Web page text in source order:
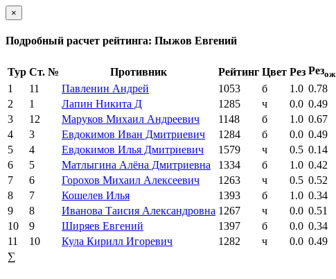
×
Подробный расчет рейтинга: Пыжов Евгений
Тур Ст. № Противник Рейтинг Цвет Рез Резож
1
11 Павленин Андрей 1053 б 1.0 0.78
2
1 Лапин Никита Д 1285 ч 0.0 0.49
3
12 Маруков Михаил Андреевич 1148 б 1.0 0.67
4
3 Евдокимов Иван Дмитриевич 1284 б 0.0 0.49
5
4 Евдокимов Илья Дмитриевич 1579 ч 0.5 0.14
6
5 Матлыгина Алёна Дмитриевна 1334 б 1.0 0.42
7
6 Горохов Михаил Алексеевич 1263 ч 0.5 0.52
8
7 Кошелев Илья 1393 б 1.0 0.34
9
8 Иванова Таисия Александровна 1267 ч 0.0 0.51
10
9 Ширяев Евгений 1397 б 0.0 0.34
11
10 Кула Кирилл Игоревич 1282 ч 0.0 0.49
∑